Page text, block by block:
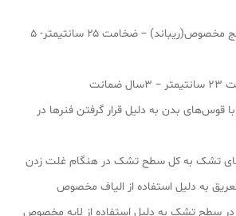
تشک میترا اوین : ازاسفنج مخصوص(ریباند) – ضخامت ۲۵ سانتیمتر- ۵
قوس‌های بدن به دلیل قرار گرفتن فنرها در
تشک به کل سطح تشک در هنگام غلت زدن
به دلیل استفاده از الیاف مخصوص
در سطح تشک به دلیل استفاده از لایه مخصوص